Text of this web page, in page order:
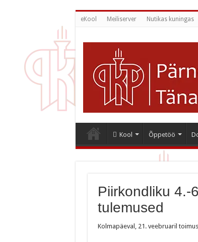
eKool Meiliserver Nutikas kuningas
Kool Õppetöö
Piirkondliku 4.-
tulemused
Kolmapäeval, 21. veebruaril